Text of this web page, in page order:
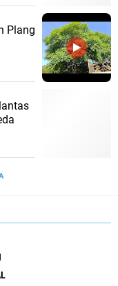
Plang